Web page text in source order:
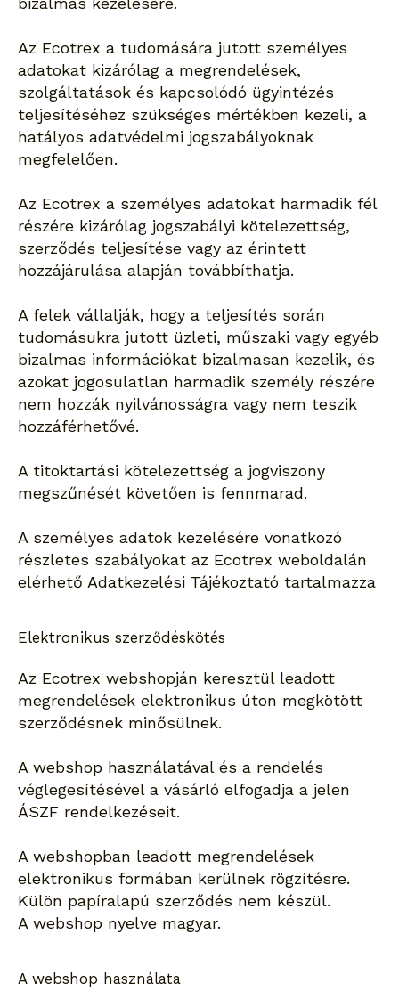
Az Ecotrex a tudomására jutott személyes
adatokat kizárólag a megrendelések,
szolgáltatások és kapcsolódó ügyintézés
teljesítéséhez szükséges mértékben kezeli, a
hatályos adatvédelmi jogszabályoknak
megfelelően.
Az Ecotrex a személyes adatokat harmadik fél
részére kizárólag jogszabályi kötelezettség,
szerződés teljesítése vagy az érintett
hozzájárulása alapján továbbíthatja.
A felek vállalják, hogy a teljesítés során
tudomásukra jutott üzleti, műszaki vagy egyéb
bizalmas információkat bizalmasan kezelik, és
azokat jogosulatlan harmadik személy részére
nem hozzák nyilvánosságra vagy nem teszik
hozzáférhetővé.
A titoktartási kötelezettség a jogviszony
megszűnését követően is fennmarad.
A személyes adatok kezelésére vonatkozó
részletes szabályokat az Ecotrex weboldalán
elérhető Adatkezelési Tájékoztató tartalmazza
Elektronikus szerződéskötés
Az Ecotrex webshopján keresztül leadott
megrendelések elektronikus úton megkötött
szerződésnek minősülnek.
A webshop használatával és a rendelés
véglegesítésével a vásárló elfogadja a jelen
ÁSZF rendelkezéseit.
A webshopban leadott megrendelések
elektronikus formában kerülnek rögzítésre.
Külön papíralapú szerződés nem készül.
A webshop nyelve magyar.
A webshop használata